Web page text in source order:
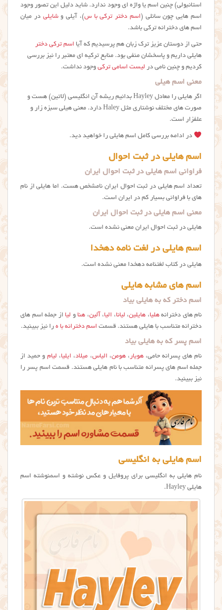
استانبولی) چنین اسم یا واژه ای وجود ندارد. شاید دلیل این تصور وجود
اسم هایی چون سانلی ( اسم دختر ترکی با س)، آیلی وشایلی در میان
اسم های دخترانه ترکی باشد.
حتی از دوستان عزیز ترک زبان هم پرسیدیم که آیا اسم ترکی دختر
هايلي داریم و پاسخشان منفی بود. منابع ترکیه ای معتبر را نیز بررسی
کردیم و چنین نامی در لیست اسامی ترکی وجود نداشت.
معنی اسم هیلی
اگر هایلی را معادل Hayley بدانیم ریشه آن انگلیسی (لاتین) هست و
صورت های مختلف نوشتاری مثل Haley دارد. معنی هیلی سبزه زار و
علفزار است.
در ادامه بررسی کامل اسم هایلی را خواهید دید.
اسم هایلی در ثبت احوال
فراوانی اسم هایلی در ثبت احوال ایران
تعداد اسم هایلی در ثبت احوال ایران نامشخص هست. اما هایلی از نام
های با فراوانی بسیار کم در ایران است.
معنی اسم هایلی در ثبت احوال ایران
هایلی در ثبت احوال ایران معنی نشده است.
اسم هایلی در لغت نامه دهخدا
هایلی در کتاب لغتنامه دهخدا معنی نشده است.
اسم های مشابه هایلی
اسم دختر که به هایلی بیاد
نام های دخترانههلیا، هایلین، لیانا، الیا، آلین، هنا و لیا از جمله اسم های
دخترانه متناسب با هایلی هستند. قسمت اسم دخترانه با ه را نیز ببینید.
اسم پسر که به هایلی بیاد
نام های پسرانه حامی،هویار،هومن، الیاس، میلاد، ایلیا، لیامو حمید از
جمله اسم های پسرانه متناسب با نام هایلی هستند. قسمت اسم پسر را
نیز ببینید.
اسم هایلی به انگلیسی
نام هایلی به انگلیسی برای پروفایل و عکس نوشته و اسمنوشته اسم
هایلی Hayley.